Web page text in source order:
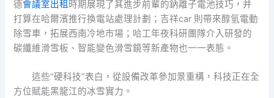
德會議室出租 時期展現了其進步前輩的鈉離子電池技巧，并
打算在哈爾濱推行換電站處理計劃；吉祥car 則帶來醇氫電動
除雪車，拓展西南冷地市場；哈工年夜科研團隊介入研發的
碳纖維滑雪板、智能變色滑雪鏡等新產物也一一表態。
這些“硬科技”表白，從設備改革參加景重構，科技正在全
方位賦能黑龍江的冰雪實力。